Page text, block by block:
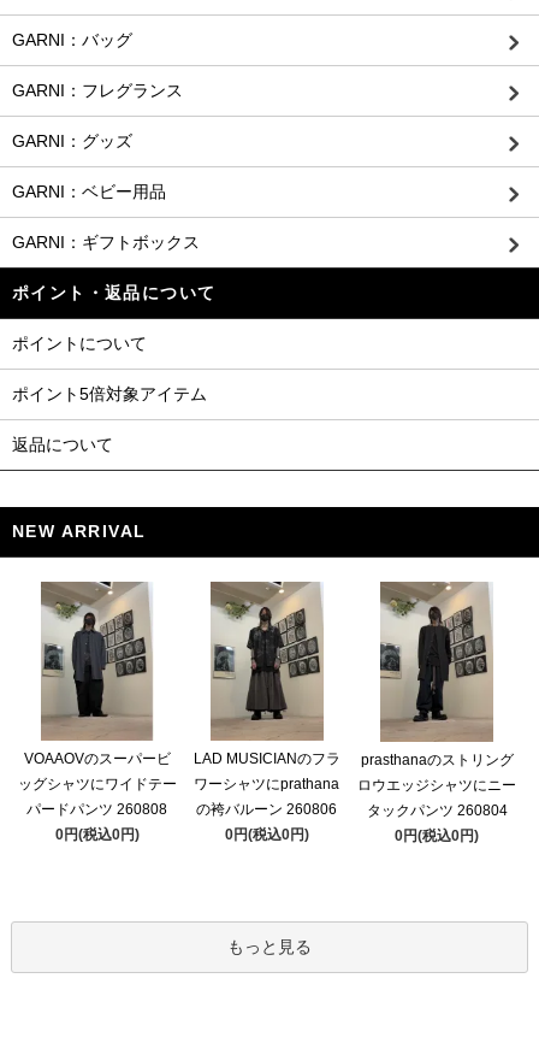
GARNI：バッグ
GARNI：フレグランス
GARNI：グッズ
GARNI：ベビー用品
GARNI：ギフトボックス
ポイント・返品について
ポイントについて
ポイント5倍対象アイテム
返品について
NEW ARRIVAL
VOAAOVのスーパービ
ッグシャツにワイドテー
パードパンツ 260808
0円(税込0円)
LAD MUSICIANのフラ
ワーシャツにprathana
の袴バルーン 260806
0円(税込0円)
prasthanaのストリング
ロウエッジシャツにニー
タックパンツ 260804
0円(税込0円)
もっと見る